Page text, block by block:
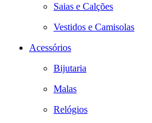
Saias e Calções
Vestidos e Camisolas
Acessórios
Bijutaria
Malas
Relógios